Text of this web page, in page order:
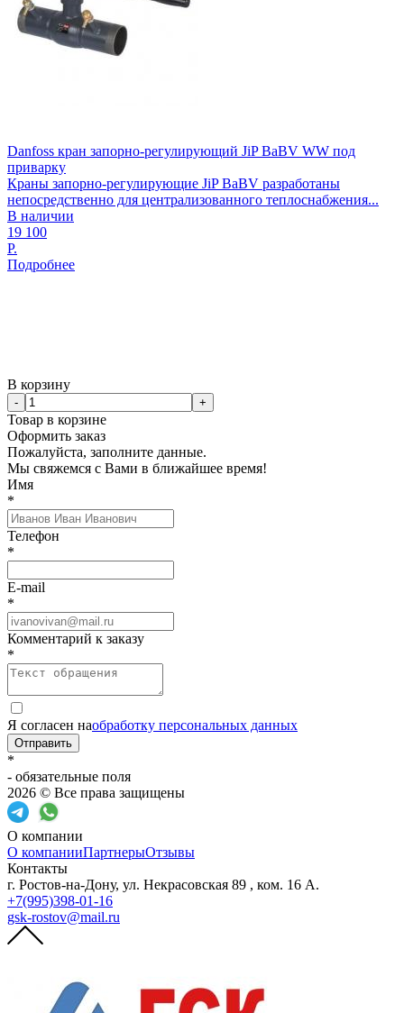
Danfoss кран запорно-регулирующий JiP BaBV WW под
приварку
Краны запорно-регулирующие JiP BaBV разработаны
непосредственно для централизованного теплоснабжения...
В наличии
19 100
Р.
Подробнее
В корзину
- +
Товар в корзине
Оформить заказ
Пожалуйста, заполните данные.
Мы свяжемся с Вами в ближайшее время!
Имя
*
Телефон
*
E-mail
*
Комментарий к заказу
*
Я согласен наобработку персональных данных
Отправить
*
- обязательные поля
2026 © Все права защищены
О компании
О компанииПартнерыОтзывы
Контакты
г. Ростов-на-Дону, ул. Некрасовская 89 , ком. 16 А.
+7(995)398-01-16
gsk-rostov@mail.ru